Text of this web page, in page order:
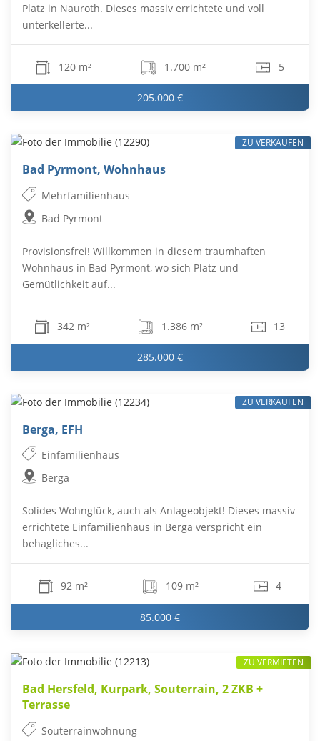
Platz in Nauroth. Dieses massiv errichtete und voll
unterkellerte...
120 m² 1.700 m² 5
205.000 €
Bad Pyrmont, Wohnhaus
Mehrfamilienhaus
Bad Pyrmont
Provisionsfrei! Willkommen in diesem traumhaften
Wohnhaus in Bad Pyrmont, wo sich Platz und
Gemütlichkeit auf...
342 m² 1.386 m² 13
285.000 €
ZU VERKAUFEN
Berga, EFH
Einfamilienhaus
Berga
Solides Wohnglück, auch als Anlageobjekt! Dieses massiv
errichtete Einfamilienhaus in Berga verspricht ein
behagliches...
92 m² 109 m² 4
85.000 €
ZU VERKAUFEN
Bad Hersfeld, Kurpark, Souterrain, 2 ZKB +
Terrasse
Souterrainwohnung
ZU VERMIETEN